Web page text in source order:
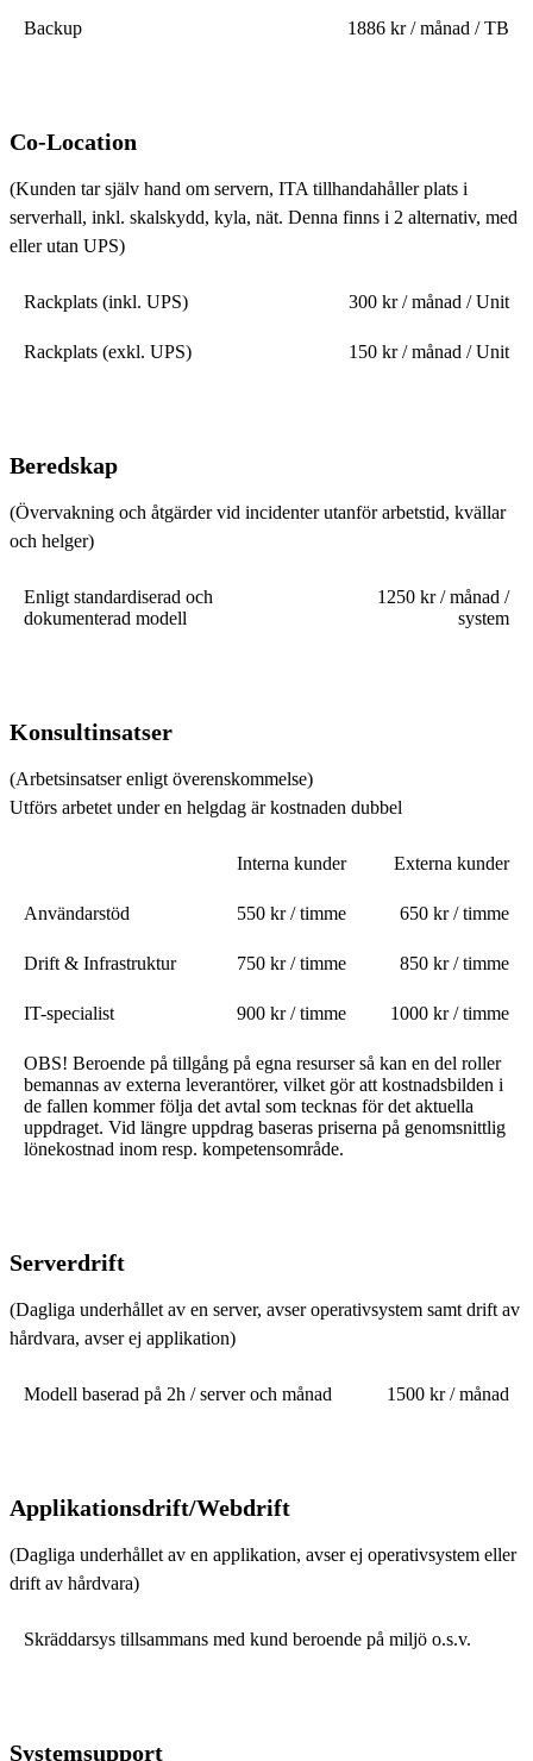
Backup 1886 kr / månad / TB
Co-Location
(Kunden tar själv hand om servern, ITA tillhandahåller plats i
serverhall, inkl. skalskydd, kyla, nät. Denna finns i 2 alternativ, med
eller utan UPS)
Rackplats (inkl. UPS) 300 kr / månad / Unit
Rackplats (exkl. UPS) 150 kr / månad / Unit
Beredskap
(Övervakning och åtgärder vid incidenter utanför arbetstid, kvällar
och helger)
Enligt standardiserad och
dokumenterad modell
1250 kr / månad /
system
Konsultinsatser
(Arbetsinsatser enligt överenskommelse)
Utförs arbetet under en helgdag är kostnaden dubbel
Interna kunder Externa kunder
Användarstöd 550 kr / timme 650 kr / timme
Drift & Infrastruktur 750 kr / timme 850 kr / timme
IT-specialist 900 kr / timme 1000 kr / timme
OBS! Beroende på tillgång på egna resurser så kan en del roller
bemannas av externa leverantörer, vilket gör att kostnadsbilden i
de fallen kommer följa det avtal som tecknas för det aktuella
uppdraget. Vid längre uppdrag baseras priserna på genomsnittlig
lönekostnad inom resp. kompetensområde.
Serverdrift
(Dagliga underhållet av en server, avser operativsystem samt drift av
hårdvara, avser ej applikation)
Modell baserad på 2h / server och månad 1500 kr / månad
Applikationsdrift/Webdrift
(Dagliga underhållet av en applikation, avser ej operativsystem eller
drift av hårdvara)
Skräddarsys tillsammans med kund beroende på miljö o.s.v.
Systemsupport